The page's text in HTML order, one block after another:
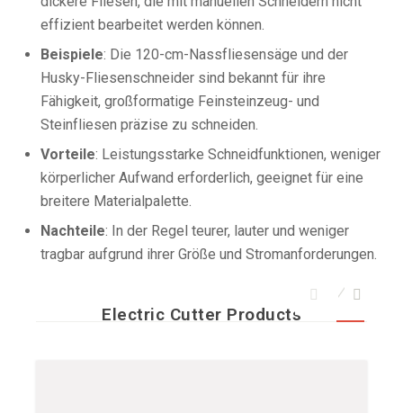
effizient bearbeitet werden können.
Beispiele: Die 120-cm-Nassfliesensäge und der
Husky-Fliesenschneider sind bekannt für ihre
Fähigkeit, großformatige Feinsteinzeug- und
Steinfliesen präzise zu schneiden.
Vorteile: Leistungsstarke Schneidfunktionen, weniger
körperlicher Aufwand erforderlich, geeignet für eine
breitere Materialpalette.
Nachteile: In der Regel teurer, lauter und weniger
tragbar aufgrund ihrer Größe und Stromanforderungen.
Electric Cutter Products